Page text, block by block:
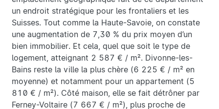
un endroit stratégique pour les frontaliers et les
Suisses. Tout comme la Haute-Savoie, on constate
une augmentation de 7,30 % du prix moyen d’un
bien immobilier. Et cela, quel que soit le type de
logement, atteignant 2 587 € / m². Divonne-les-
Bains reste la ville la plus chère (6 225 € / m² en
moyenne) et notamment pour un appartement (5
810 € / m²). Côté maison, elle se fait détrôner par
Ferney-Voltaire (7 667 € / m²), plus proche de